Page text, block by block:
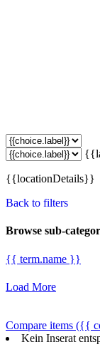
{{locationDetails}}
Back to filters
Browse sub-
{{ term.name }}
Load More
Compare items ({{
Kein Inserat